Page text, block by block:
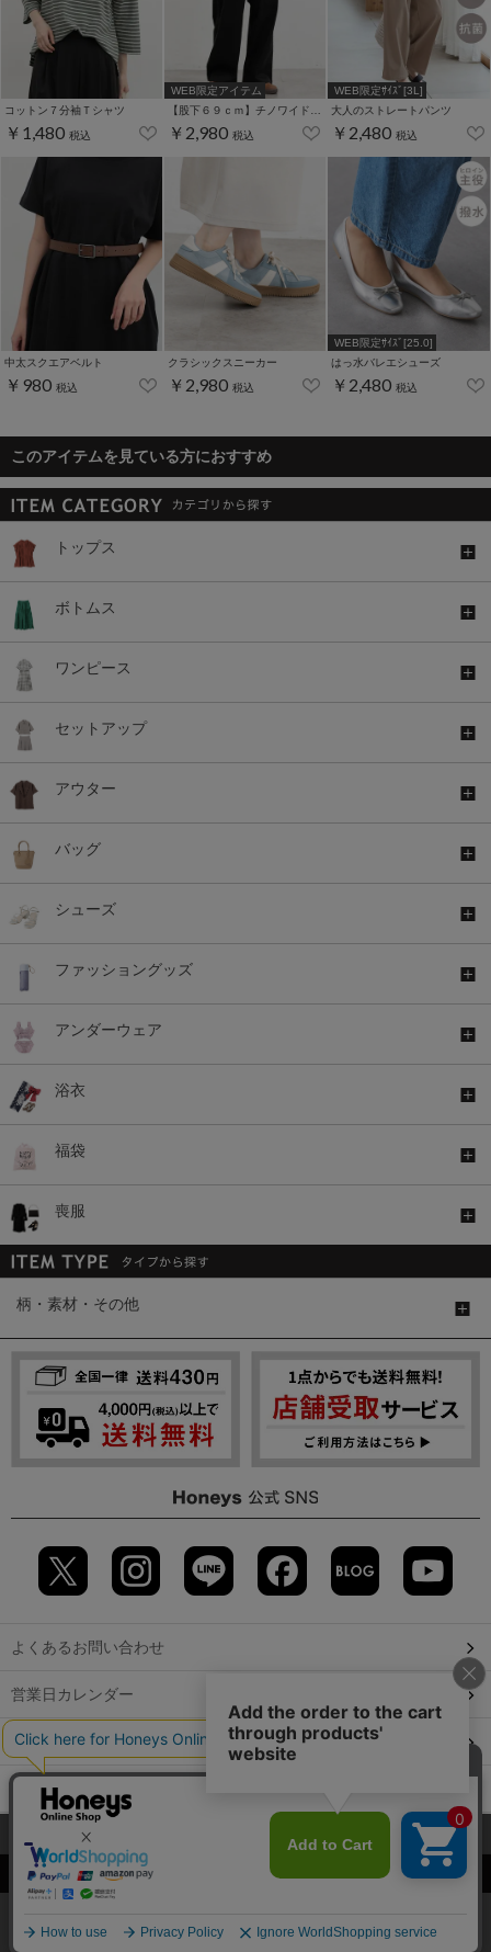
コットン７分袖Ｔシャツ
￥1,480 税込
WEB限定アイテム
【股下６９ｃｍ】チノワイドストレート(股下60/63/66/69cm展開)
￥2,980 税込
WEB限定ｻｲｽﾞ[3L]
大人のストレートパンツ
￥2,480 税込
中太スクエアベルト
￥980 税込
クラシックスニーカー
￥2,980 税込
WEB限定ｻｲｽﾞ[25.0]
はっ水バレエシューズ
￥2,480 税込
このアイテムを見ている方におすすめ
トップス
ボトムス
ワンピース
セットアップ
アウター
バッグ
シューズ
ファッショングッズ
アンダーウェア
浴衣
福袋
喪服
柄・素材・その他
よくあるお問い合わせ
営業日カレンダー
店舗検索
GLOBAL GUIDE（海外からご利用のお客様）
©2009 HONEYS CO., LTD. All Rights Reserved.
当サイトでは、サイトの利便性向上のため、クッキー(Cookie)を使
用しています。詳しくは「
」をご覧くださ
OK